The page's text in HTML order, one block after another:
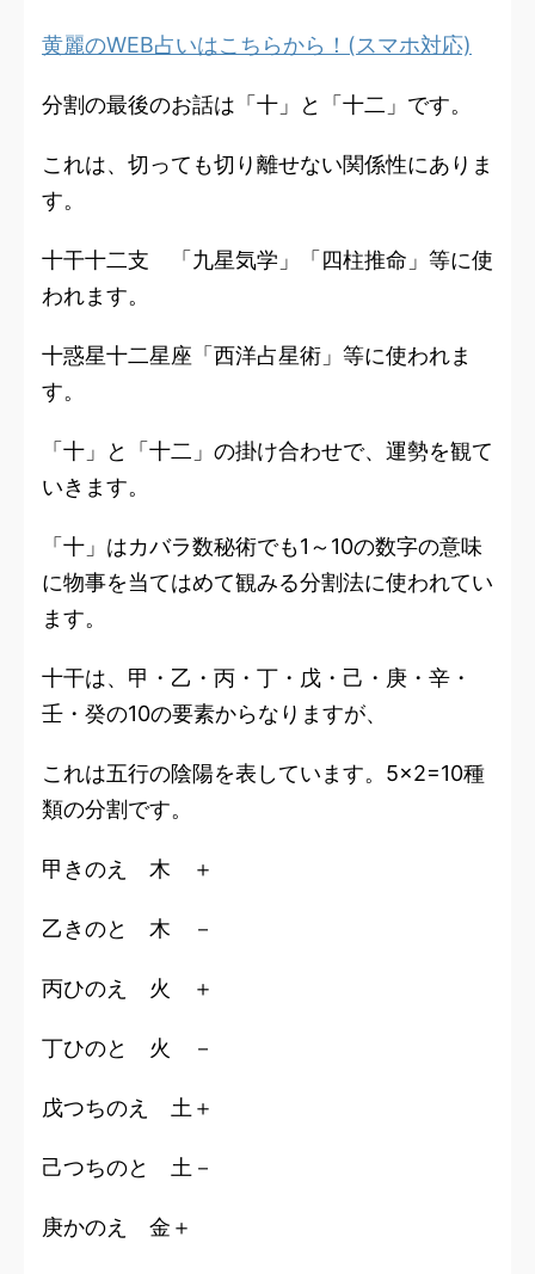
黄麗のWEB占いはこちらから！(スマホ対応)
分割の最後のお話は 「十」と「十二」 です。
これは、 切っても切り離せない関係性にありま
す。
十干十二支 「九星気学」「四柱推命」等に使
われます。
十惑星十二星座「西洋占星術」等に使われま
す。
「十」と「十二」の掛け合わせで、運勢を観て
いきます。
「十」はカバラ数秘術でも1～10の数字の意味
に物事を当てはめて観みる分割法に使われてい
ます。
十干は、 甲・乙・丙・丁・戊・己・庚・辛・
壬・癸の10の要素からなりますが、
これは五行の陰陽を表しています。5×2=10種
類の分割です。
甲きのえ 木 ＋
乙きのと 木 －
丙ひのえ 火 ＋
丁ひのと 火 －
戊つちのえ 土＋
己つちのと 土－
庚かのえ 金＋